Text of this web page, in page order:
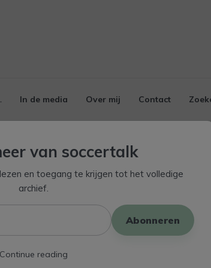
In de media Over mij Contact
van soccertalk
en toegang te krijgen tot het volledige
archief.
Abonneren
Continue reading